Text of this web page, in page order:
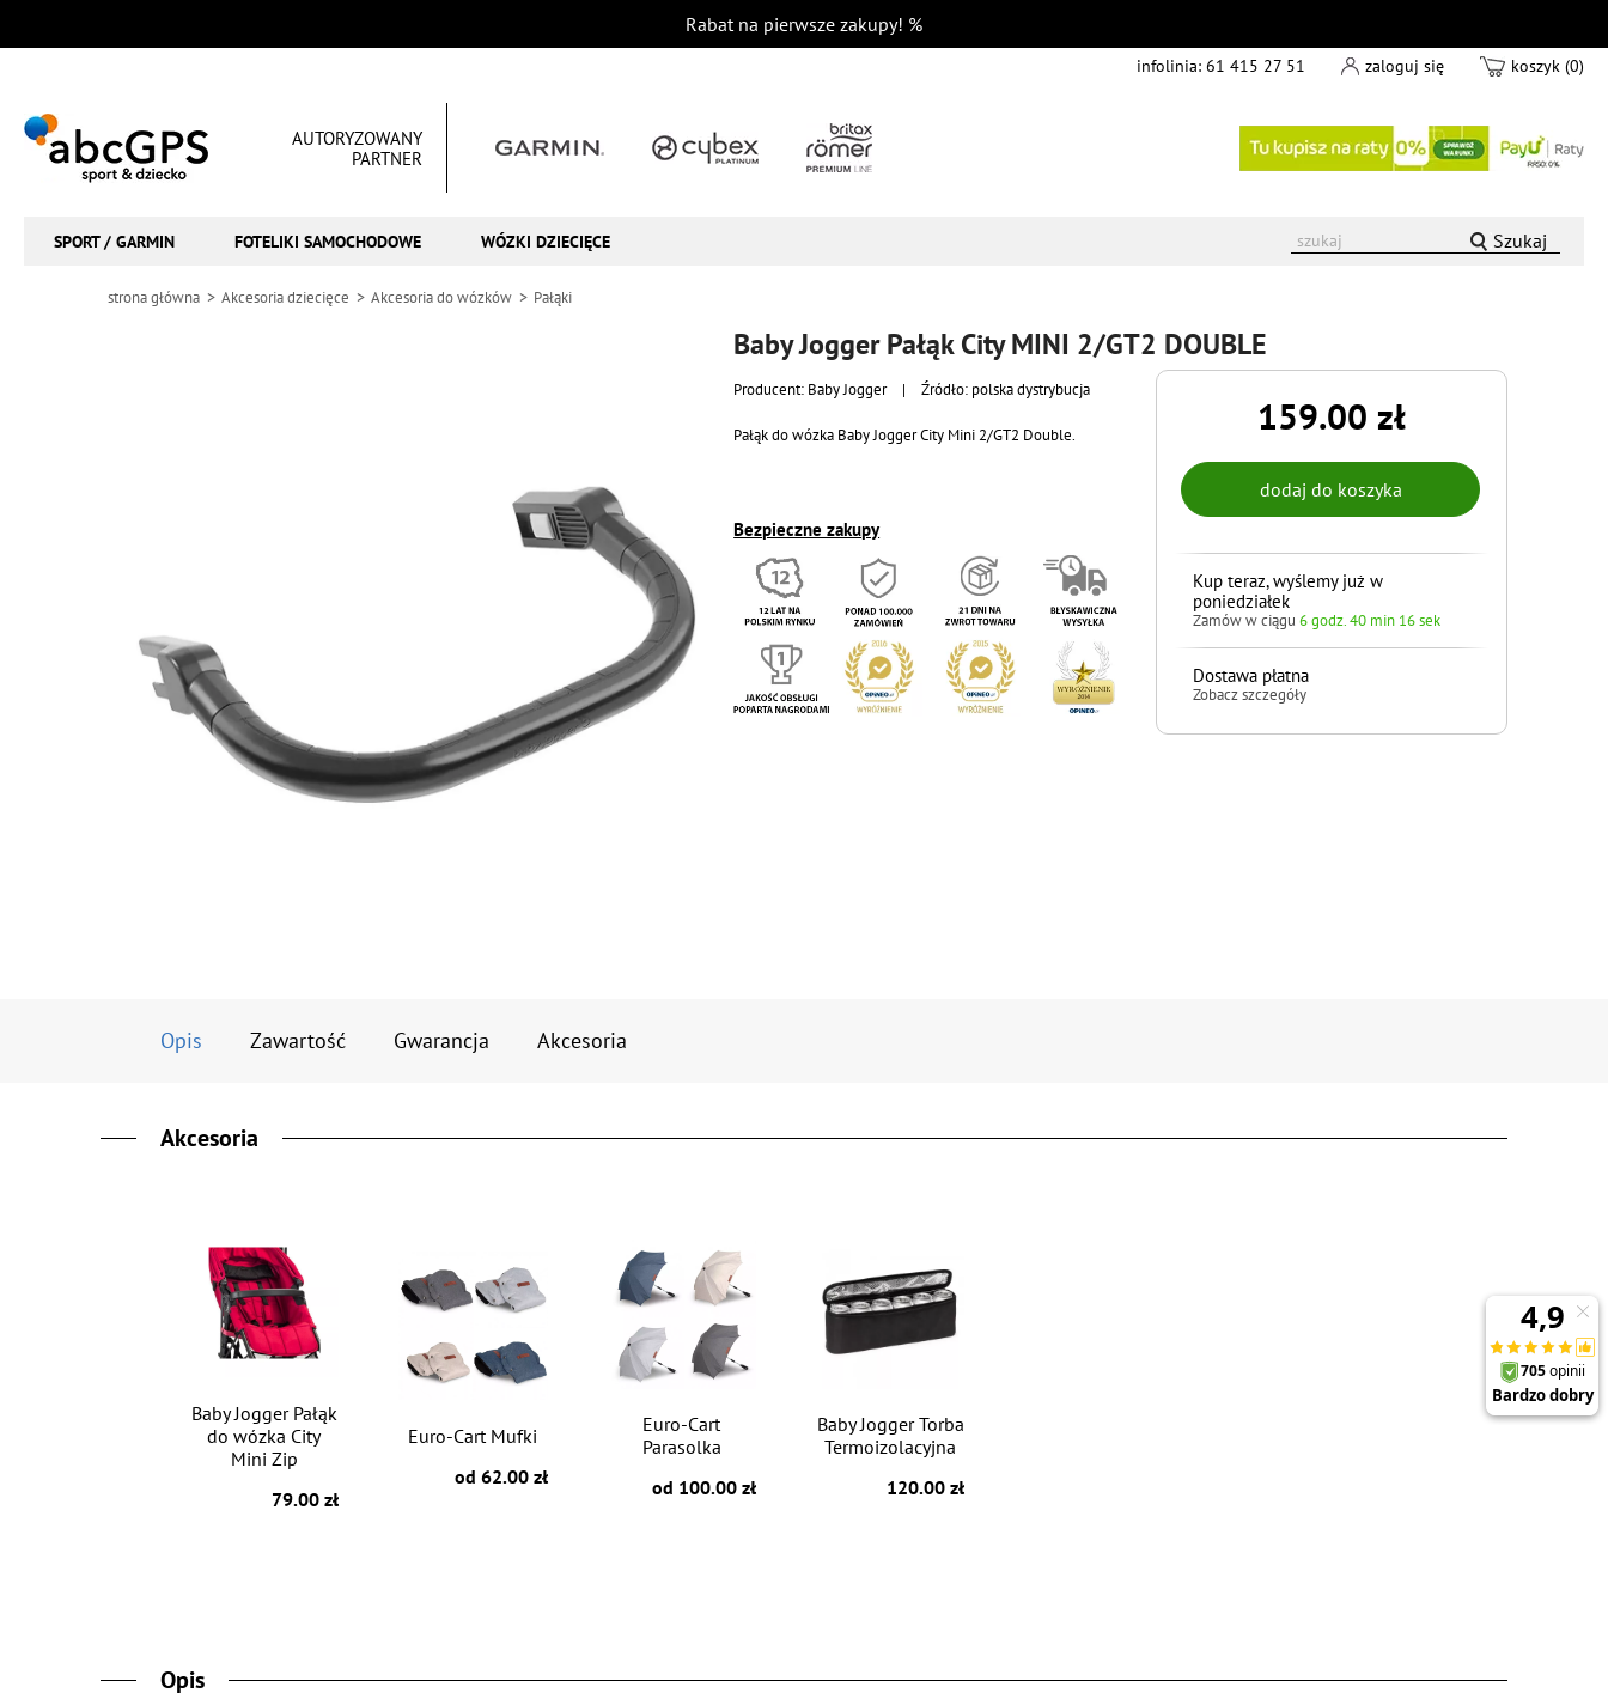
Rabat na pierwsze zakupy! %
infolinia: 61 415 27 51 zaloguj się koszyk (0)
AUTORYZOWANY
PARTNER
SPORT / GARMIN FOTELIKI SAMOCHODOWE WÓZKI DZIECIĘCE Szukaj
strona główna Akcesoria dziecięce Akcesoria do wózków Pałąki
Baby Jogger Pałąk City MINI 2/GT2 DOUBLE
Producent: Baby Jogger | Źródło: polska dystrybucja
Pałąk do wózka Baby Jogger City Mini 2/GT2 Double.
Bezpieczne zakupy
159.00 zł
Kup teraz, wyślemy już w
poniedziałek
Zamów w ciągu6 godz. 40 min 16 sek
Dostawa płatna
Zobacz szczegóły
Opis Zawartość Gwarancja Akcesoria
Akcesoria
Baby Jogger Pałąk
do wózka City
Mini Zip
79.00 zł
Euro-Cart Mufki
od 62.00 zł
Euro-Cart
Parasolka
od 100.00 zł
Baby Jogger Torba
Termoizolacyjna
120.00 zł
Opis